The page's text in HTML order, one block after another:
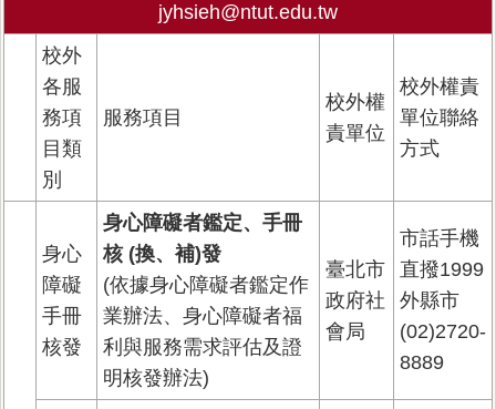
jyhsieh@ntut.edu.tw
校外
各服
務項
目類
別
服務項目
校外權
責單位
校外權責
單位聯絡
方式
身心
障礙
手冊
核發
身心障礙者鑑定、手冊
核 (換、補)發
(依據身心障礙者鑑定作
業辦法、身心障礙者福
利與服務需求評估及證
明核發辦法)
臺北市
政府社
會局
市話手機
直撥1999
外縣市
(02)2720-
8889